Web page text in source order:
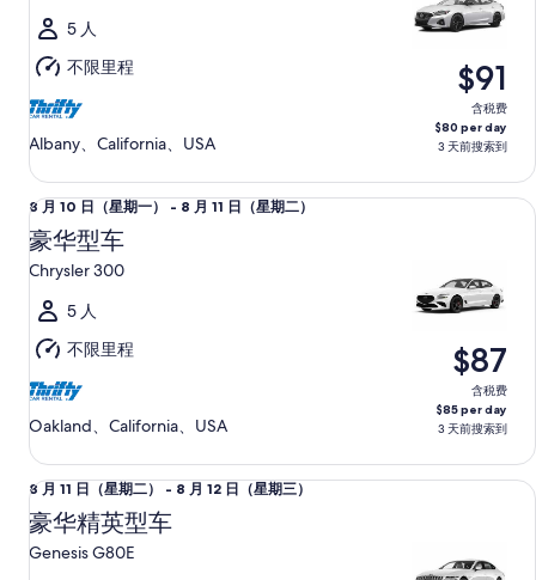
（星
期
一）
至
8
11
日
（星
期
5 人
不限里程
Albany、California、USA
$91
含税费
$80 per day
3 天前搜索到
8
月
10
（星
期
一）
至
8
11
日
（星
期
8 月 10 日（星期一） - 8 月 11 日（星期二）
豪华型车
Chrysler 300
5 人
不限里程
Oakland、California、USA
$87
含税费
$85 per day
3 天前搜索到
豪华型车 Chrysler 300
8
月
11
8 月 11 日（星期二） - 8 月 12 日（星期三）
豪华精英型车
Genesis G80E
豪华精英型车 Genesis G80E